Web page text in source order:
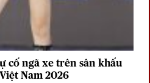
cố ngã xe trên sân khấu
Nam 2026